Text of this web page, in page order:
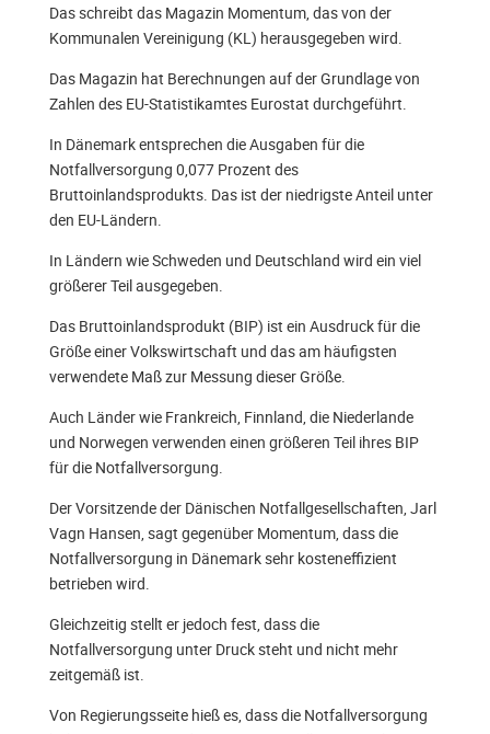
Das schreibt das Magazin Momentum, das von der
Kommunalen Vereinigung (KL) herausgegeben wird.
Das Magazin hat Berechnungen auf der Grundlage von
Zahlen des EU-Statistikamtes Eurostat durchgeführt.
In Dänemark entsprechen die Ausgaben für die
Notfallversorgung 0,077 Prozent des
Bruttoinlandsprodukts. Das ist der niedrigste Anteil unter
den EU-Ländern.
In Ländern wie Schweden und Deutschland wird ein viel
größerer Teil ausgegeben.
Das Bruttoinlandsprodukt (BIP) ist ein Ausdruck für die
Größe einer Volkswirtschaft und das am häufigsten
verwendete Maß zur Messung dieser Größe.
Auch Länder wie Frankreich, Finnland, die Niederlande
und Norwegen verwenden einen größeren Teil ihres BIP
für die Notfallversorgung.
Der Vorsitzende der Dänischen Notfallgesellschaften, Jarl
Vagn Hansen, sagt gegenüber Momentum, dass die
Notfallversorgung in Dänemark sehr kosteneffizient
betrieben wird.
Gleichzeitig stellt er jedoch fest, dass die
Notfallversorgung unter Druck steht und nicht mehr
zeitgemäß ist.
Von Regierungsseite hieß es, dass die Notfallversorgung